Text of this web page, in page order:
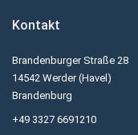
Kontakt
Brandenburger Straße 28
14542 Werder (Havel)
Brandenburg
+49 3327 6691210